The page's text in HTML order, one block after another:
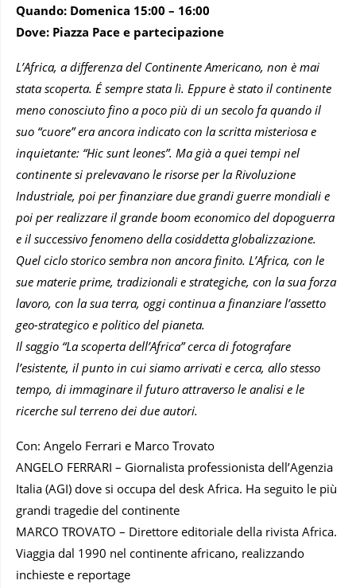
Quando: Domenica 15:00 – 16:00
Dove: Piazza Pace e partecipazione
L’Africa, a differenza del Continente Americano, non è mai
stata scoperta. É sempre stata lì. Eppure è stato il continente
meno conosciuto fino a poco più di un secolo fa quando il
suo “cuore” era ancora indicato con la scritta misteriosa e
inquietante: “Hic sunt leones”. Ma già a quei tempi nel
continente si prelevavano le risorse per la Rivoluzione
Industriale, poi per finanziare due grandi guerre mondiali e
poi per realizzare il grande boom economico del dopoguerra
e il successivo fenomeno della cosiddetta globalizzazione.
Quel ciclo storico sembra non ancora finito. L’Africa, con le
sue materie prime, tradizionali e strategiche, con la sua forza
lavoro, con la sua terra, oggi continua a finanziare l’assetto
geo-strategico e politico del pianeta.
Il saggio “La scoperta dell’Africa” cerca di fotografare
l’esistente, il punto in cui siamo arrivati e cerca, allo stesso
tempo, di immaginare il futuro attraverso le analisi e le
ricerche sul terreno dei due autori.
Con: Angelo Ferrari e Marco Trovato
ANGELO FERRARI – Giornalista professionista dell’Agenzia
Italia (AGI) dove si occupa del desk Africa. Ha seguito le più
grandi tragedie del continente
MARCO TROVATO – Direttore editoriale della rivista Africa.
Viaggia dal 1990 nel continente africano, realizzando
inchieste e reportage